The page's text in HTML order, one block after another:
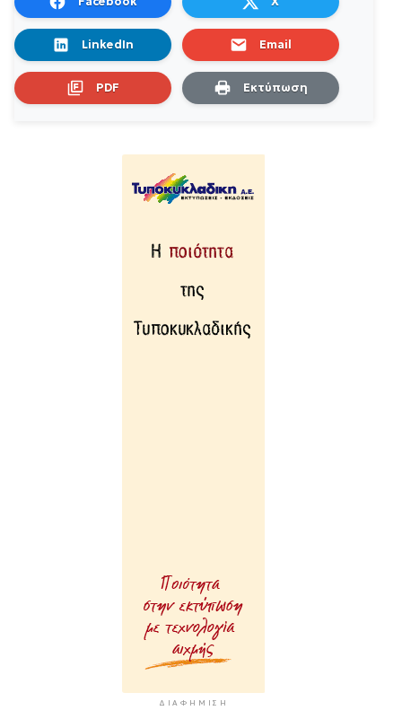
LinkedIn Email
PDF Εκτύπωση
ΔΙΑΦΉΜΙΣΗ